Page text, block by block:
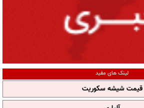
لینک های مفید
قیمت شیشه سکوریت